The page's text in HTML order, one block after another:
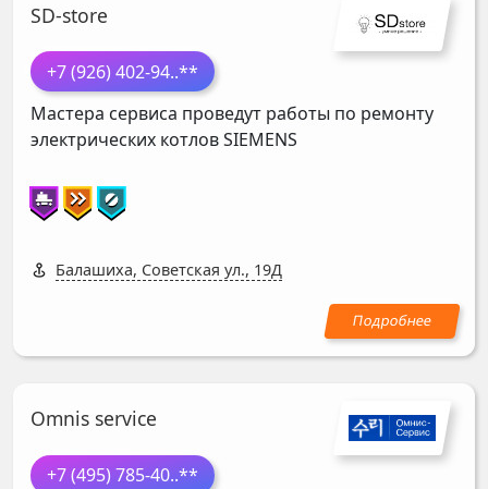
SD-store
+7 (926) 402-94..**
Мастера сервиса проведут работы по ремонту
электрических котловSIEMENS
Балашиха, Советская ул., 19Д
Omnis service
+7 (495) 785-40..**